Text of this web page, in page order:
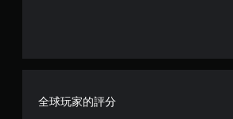
全球玩家的評分